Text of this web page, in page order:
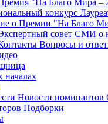
"На Благо Мира –
конкурс
о Премии "На Благо
совет СМИ о
Вопросы и
Новости номинантов
Подборки